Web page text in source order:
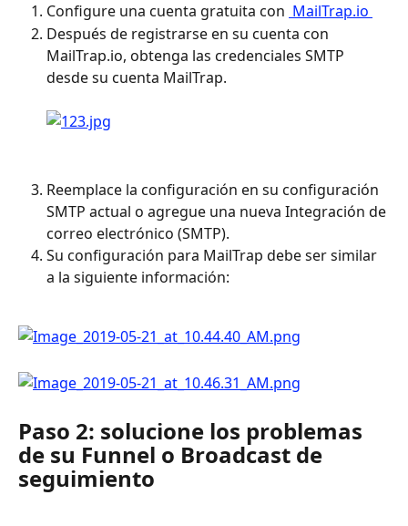
Configure una cuenta gratuita con MailTrap.io
Después de registrarse en su cuenta con
MailTrap.io, obtenga las credenciales SMTP
desde su cuenta MailTrap.
Reemplace la configuración en su configuración
SMTP actual o agregue una nueva Integración de
correo electrónico (SMTP).
Su configuración para MailTrap debe ser similar
a la siguiente información:
Paso 2: solucione los problemas
de su Funnel o Broadcast de
seguimiento